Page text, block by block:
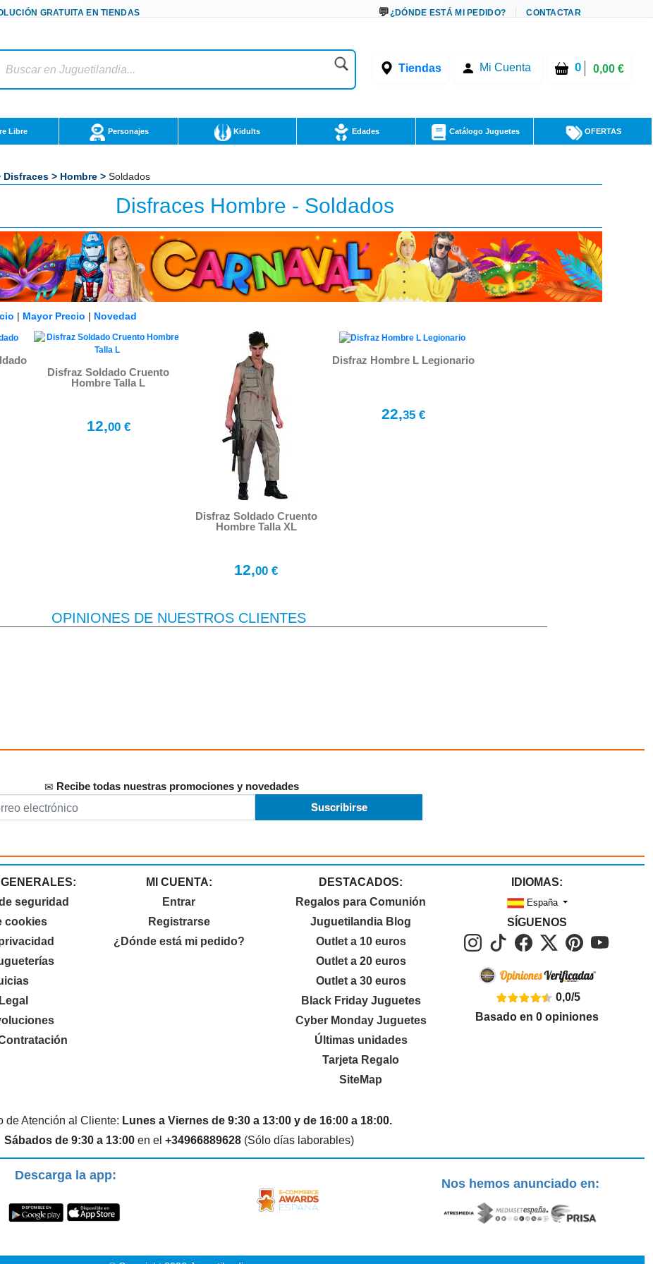
GRATUITA EN TIENDAS ¿DÓNDE ESTÁ MI PEDIDO? CONTACTAR
Tiendas Mi Cuenta 0 0,00 €
Libre Personajes Kidults Edades Catálogo Juguetes OFERTAS
Disfraces> Hombre > Soldados
Disfraces Hombre - Soldados
| Mayor Precio | Novedad
Disfraz Soldado Cruento
Hombre Talla L
12,00 €
Disfraz Soldado Cruento
Hombre Talla XL
12,00 €
Disfraz Hombre L Legionario
22,35 €
OPINIONES DE NUESTROS CLIENTES
Recibe todas nuestras promociones y novedades
seguridad
cookies
MI CUENTA:
Entrar
Registrarse
¿Dónde está mi pedido?
DESTACADOS:
Regalos para Comunión
Juguetilandia Blog
Outlet a 10 euros
Outlet a 20 euros
Outlet a 30 euros
Black Friday Juguetes
Cyber Monday Juguetes
Últimas unidades
Tarjeta Regalo
SiteMap
IDIOMAS:
España
SÍGUENOS
0,0/5
Basado en0 opiniones
de Atención al Cliente: Lunes a Viernes de 9:30 a 13:00 y de 16:00 a 18:00.
Sábados de 9:30 a 13:00en el +34966889628(Sólo días laborables)
Descarga la app:
Nos hemos anunciado en: